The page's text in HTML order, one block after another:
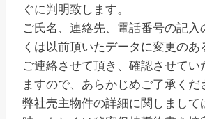
ぐに判明致します。
ご氏名、連絡先、電話番号の記入
くは以前頂いたデータに変更のあ
ご連絡させて頂き、確認させてい
ますので、あらかじめご了承くだ
弊社売主物件の詳細に関しまして